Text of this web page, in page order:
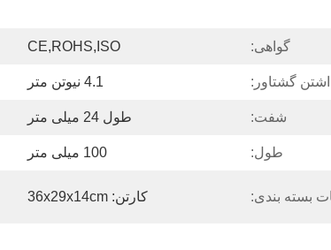
گواهی: CE,ROHS,ISO
گشتاور: 4.1 نیوتن متر
شفت: طول 24 میلی متر
طول: 100 میلی متر
بسته بندی: کارتن: 36x29x14cm